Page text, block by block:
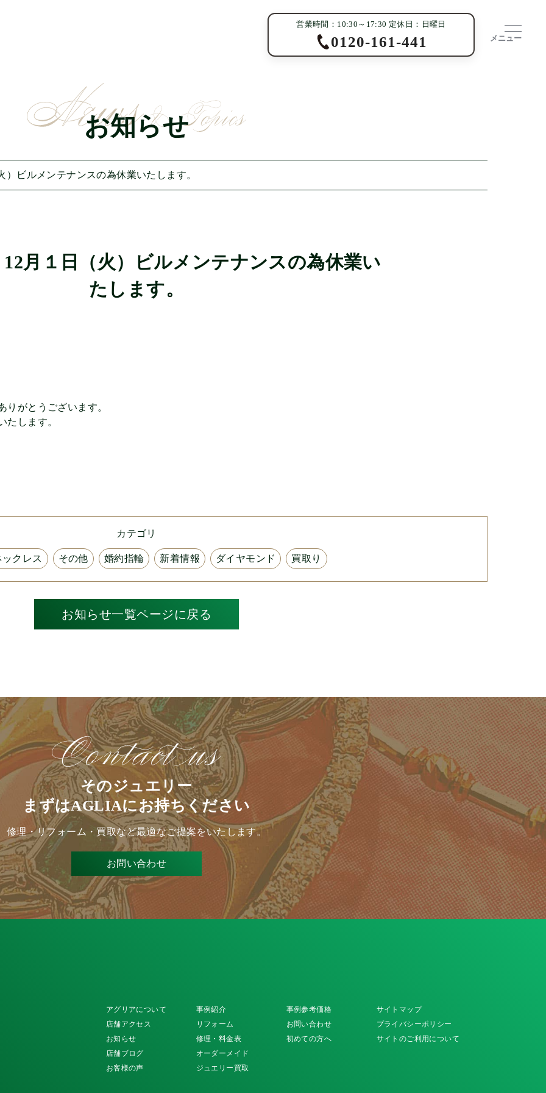
営業時間：10:30～17:30 定休日：日曜日
0120-161-441 メニュー
お知らせ
）ビルメンテナンスの為休業いたします。
月１日（火）ビルメンテナンスの為休業い
たします。
りがとうございます。
たします。
カテゴリ
ックレス その他 婚約指輪 新着情報 ダイヤモンド 買取り
お知らせ一覧ページに戻る
そのジュエリー
まずはAGLIAにお持ちください
修理・リフォーム・買取など最適なご提案をいたします。
お問い合わせ
アグリアについて
店舗アクセス
お知らせ
店舗ブログ
お客様の声
事例紹介
リフォーム
修理・料金表
オーダーメイド
ジュエリー買取
事例参考価格
お問い合わせ
初めての方へ
サイトマップ
プライバシーポリシー
サイトのご利用について